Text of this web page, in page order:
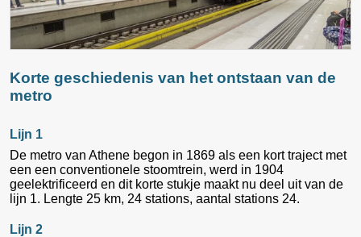
Korte geschiedenis van het ontstaan van de
metro
Lijn 1
De metro van Athene begon in 1869 als een kort traject met
een een conventionele stoomtrein, werd in 1904
geelektrificeerd en dit korte stukje maakt nu deel uit van de
lijn 1. Lengte 25 km, 24 stations, aantal stations 24.
Lijn 2